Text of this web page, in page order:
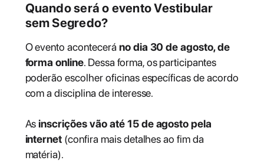
Quando será o evento Vestibular
sem Segredo?
O evento acontecerá no dia 30 de agosto, de
forma online. Dessa forma, os participantes
poderão escolher oficinas específicas de acordo
com a disciplina de interesse.
Asinscrições vãoaté 15 de agosto pela
internet (confira mais detalhes ao fim da
matéria).